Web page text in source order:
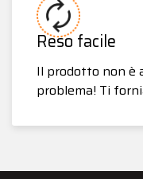
Reso facile
Il prodotto non è
problema! Ti